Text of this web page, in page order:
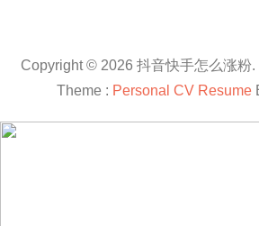
Copyright © 2026 抖音快手怎么涨粉
Theme : Personal CV Resume